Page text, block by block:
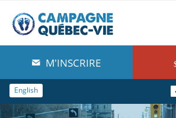
À propos de nous
Blog
Comprendre
M'INSCRIRE
English